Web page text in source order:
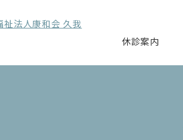
休診案内